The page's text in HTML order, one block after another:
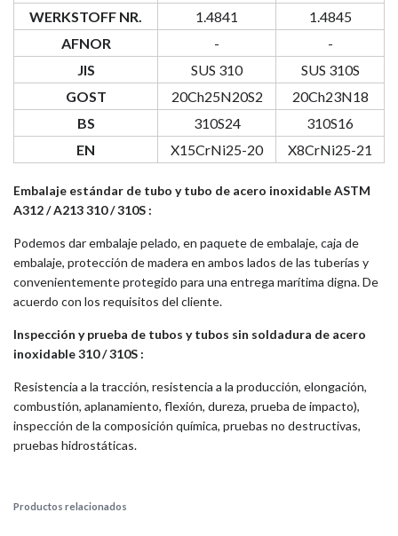
WERKSTOFF NR.
1.4841
1.4845
AFNOR
-
-
JIS
SUS 310
SUS 310S
GOST
20Ch25N20S2
20Ch23N18
BS
310S24
310S16
EN
X15CrNi25-20 X8CrNi25-21
Embalaje estándar de tubo y tubo de acero inoxidable ASTM
A312 / A213 310 / 310S :
Podemos dar embalaje pelado, en paquete de embalaje, caja de
embalaje, protección de madera en ambos lados de las tuberías y
convenientemente protegido para una entrega marítima digna. De
acuerdo con los requisitos del cliente.
Inspección y prueba de tubos y tubos sin soldadura de acero
inoxidable 310 / 310S :
Resistencia a la tracción, resistencia a la producción, elongación,
combustión, aplanamiento, flexión, dureza, prueba de impacto),
inspección de la composición química, pruebas no destructivas,
pruebas hidrostáticas.
Productos relacionados